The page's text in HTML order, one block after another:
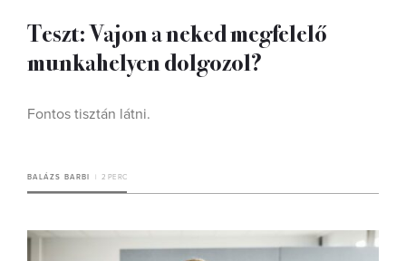
Teszt: Vajon a neked megfelelő
munkahelyen dolgozol?
Fontos tisztán látni.
BALÁZS BARBI 2 PERC